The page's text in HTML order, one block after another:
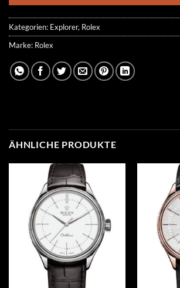
Kategorien: Explorer, Rolex
Marke: Rolex
ÄHNLICHE PRODUKTE